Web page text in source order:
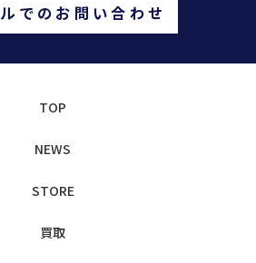
でのお問い合わせ
TOP
NEWS
STORE
買取